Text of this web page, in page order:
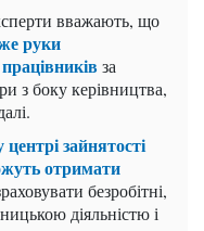
вважають, що
руки
за
з боку керівництва,
центрі зайнятості
отримати
безробітні,
діяльністю і